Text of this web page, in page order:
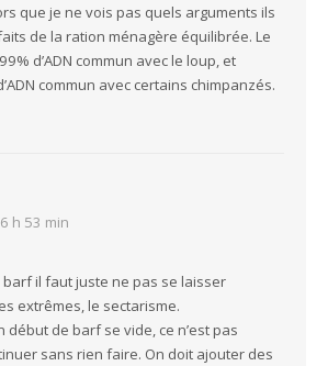
que je ne vois pas quels arguments ils
de la ration ménagère équilibrée. Le
d’ADN commun avec le loup, et
commun avec certains chimpanzés.
h 53 min
il faut juste ne pas se laisser
extrêmes, le sectarisme.
début de barf se vide, ce n’est pas
sans rien faire. On doit ajouter des